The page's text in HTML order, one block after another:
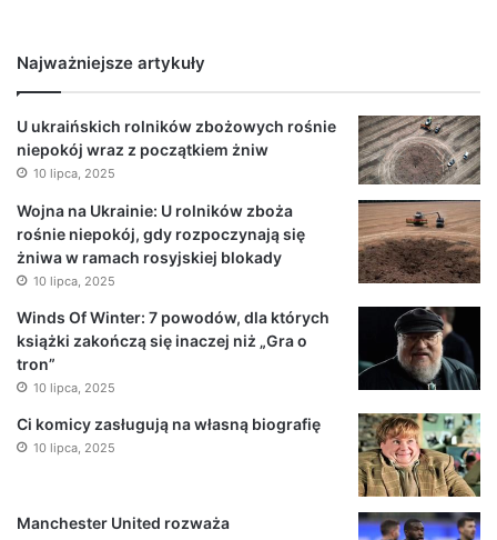
Najważniejsze artykuły
U ukraińskich rolników zbożowych rośnie
niepokój wraz z początkiem żniw
10 lipca, 2025
Wojna na Ukrainie: U rolników zboża
rośnie niepokój, gdy rozpoczynają się
żniwa w ramach rosyjskiej blokady
10 lipca, 2025
Winds Of Winter: 7 powodów, dla których
książki zakończą się inaczej niż „Gra o
tron”
10 lipca, 2025
Ci komicy zasługują na własną biografię
10 lipca, 2025
Manchester United rozważa